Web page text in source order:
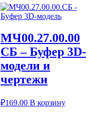
МЧ00.27.00.00
СБ – Буфер 3D-
модели и
чертежи
₽169.00 В корзину